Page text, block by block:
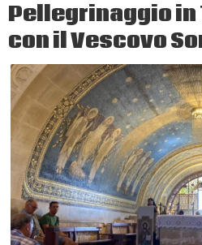
Pellegrinaggio in
con il Vescovo